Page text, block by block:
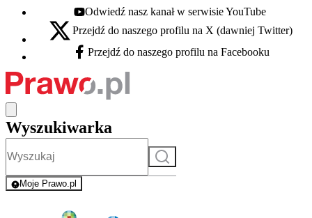
Youtube - otwiera się w nowej karcie
Odwiedź nasz kanał w serwisie YouTube
X - otwiera się w nowej karcie
Przejdź do naszego profilu na X (dawniej Twitter)
Facebook - otwiera się w nowej karcie
Przejdź do naszego profilu na Facebooku
Wyszukiwarka
Szukaj
Moje Prawo.pl
- rejestracja i logowanie do serwisu